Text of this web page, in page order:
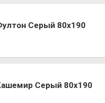
Серый 80х190
Серый 80х190